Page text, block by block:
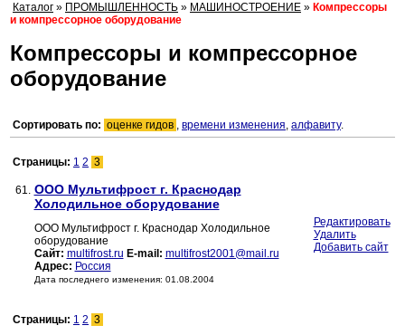
Каталог » ПРОМЫШЛЕННОСТЬ » МАШИНОСТРОЕНИЕ » Компрессоры
и компрессорное оборудование
Компрессоры и компрессорное
оборудование
Сортировать по: оценке гидов , времени изменения, алфавиту.
Страницы: 1 2 3
61. ООО Мультифрост г. Краснодар
Холодильное оборудование
ООО Мультифрост г. Краснодар Холодильное
оборудование
Сайт: multifrost.ru E-mail: multifrost2001@mail.ru
Адрес: Россия
Дата последнего изменения: 01.08.2004
Редактировать
Удалить
Добавить сайт
Страницы: 1 2 3